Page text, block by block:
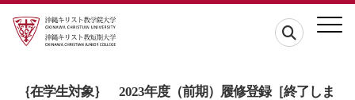
｛在学生対象｝ 2023年度（前期）履修登録［終了しま